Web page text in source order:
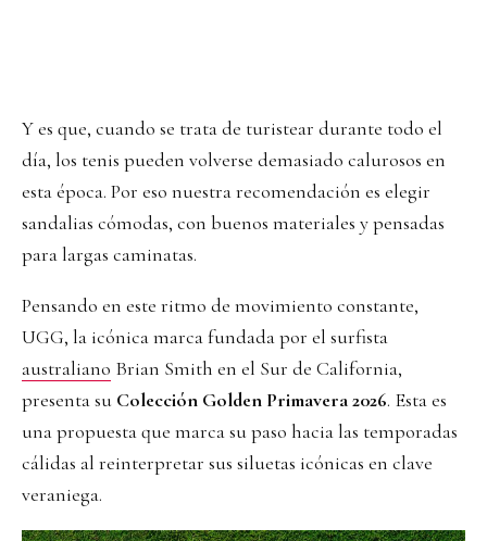
Y es que, cuando se trata de turistear durante todo el
día, los tenis pueden volverse demasiado calurosos en
esta época. Por eso nuestra recomendación es elegir
sandalias cómodas, con buenos materiales y pensadas
para largas caminatas.
Pensando en este ritmo de movimiento constante,
UGG, la icónica marca fundada por el surfista
australiano Brian Smith en el Sur de California,
presenta su Colección Golden Primavera 2026. Esta es
una propuesta que marca su paso hacia las temporadas
cálidas al reinterpretar sus siluetas icónicas en clave
veraniega.